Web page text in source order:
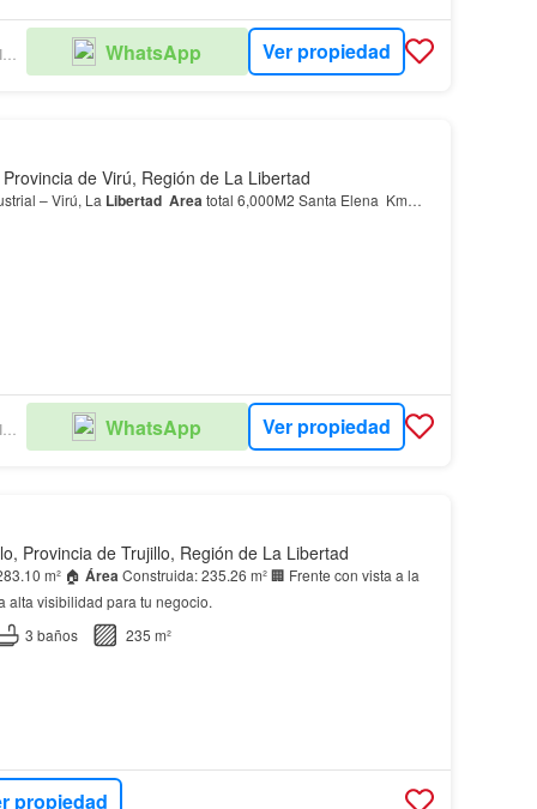
ZIMA GESTION INMOBILIARIA WhatsApp Ver propiedad
de Virú, Región de La Libertad
– Virú, La Libertad Areatotal 6,000M2 Santa Elena Km…
ZIMA GESTION INMOBILIARIA WhatsApp Ver propiedad
Provincia de Trujillo, Región de La Libertad
m² 🏠 ÁreaConstruida: 235.26 m² 🏢 Frente con vista a la
alta visibilidad para tu negocio.
3 baños 235 m²
propiedad